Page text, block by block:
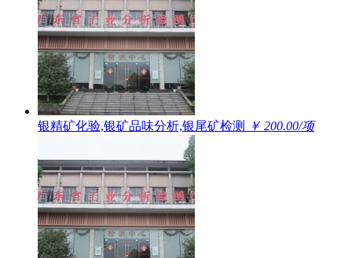
银精矿化验,银矿品味分析,银尾矿检测 ￥ 200.00/项